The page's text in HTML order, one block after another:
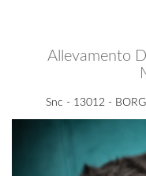
Allevamento
Snc - 13012 -